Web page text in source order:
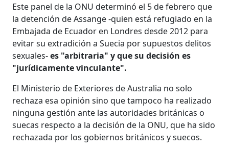
Este panel de la ONU determinó el 5 de febrero que
la detención de Assange -quien está refugiado en la
Embajada de Ecuador en Londres desde 2012 para
evitar su extradición a Suecia por supuestos delitos
sexuales-es "arbitraria" y que su decisión es
"jurídicamente vinculante".
El Ministerio de Exteriores de Australia no solo
rechaza esa opinión sino que tampoco ha realizado
ninguna gestión ante las autoridades británicas o
suecas respecto a la decisión de la ONU, que ha sido
rechazada por los gobiernos británicos y suecos.